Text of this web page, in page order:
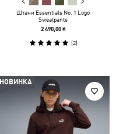
Штани Essentials No. 1 Logo
Sweatpants
2 490,00 ₴
(2)
НОВИНКА